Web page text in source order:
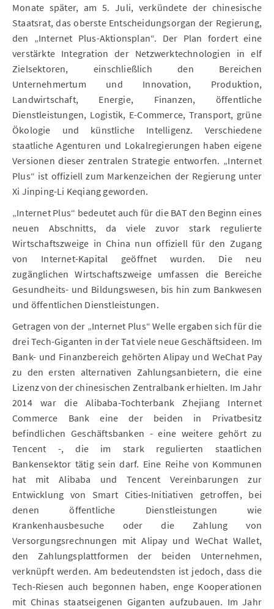
Monate später, am 5. Juli, verkündete der chinesische
Staatsrat, das oberste Entscheidungsorgan der Regierung,
den „Internet Plus-Aktionsplan“. Der Plan fordert eine
verstärkte Integration der Netzwerktechnologien in elf
Zielsektoren, einschließlich den Bereichen
Unternehmertum und Innovation, Produktion,
Landwirtschaft, Energie, Finanzen, öffentliche
Dienstleistungen, Logistik, E-Commerce, Transport, grüne
Ökologie und künstliche Intelligenz. Verschiedene
staatliche Agenturen und Lokalregierungen haben eigene
Versionen dieser zentralen Strategie entworfen. „Internet
Plus“ ist offiziell zum Markenzeichen der Regierung unter
Xi Jinping-Li Keqiang geworden.
„Internet Plus“ bedeutet auch für die BAT den Beginn eines
neuen Abschnitts, da viele zuvor stark regulierte
Wirtschaftszweige in China nun offiziell für den Zugang
von Internet-Kapital geöffnet wurden. Die neu
zugänglichen Wirtschaftszweige umfassen die Bereiche
Gesundheits- und Bildungswesen, bis hin zum Bankwesen
und öffentlichen Dienstleistungen.
Getragen von der „Internet Plus“ Welle ergaben sich für die
drei Tech-Giganten in der Tat viele neue Geschäftsideen. Im
Bank- und Finanzbereich gehörten Alipay und WeChat Pay
zu den ersten alternativen Zahlungsanbietern, die eine
Lizenz von der chinesischen Zentralbank erhielten. Im Jahr
2014 war die Alibaba-Tochterbank Zhejiang Internet
Commerce Bank eine der beiden in Privatbesitz
befindlichen Geschäftsbanken - eine weitere gehört zu
Tencent -, die im stark regulierten staatlichen
Bankensektor tätig sein darf. Eine Reihe von Kommunen
hat mit Alibaba und Tencent Vereinbarungen zur
Entwicklung von Smart Cities-Initiativen getroffen, bei
denen öffentliche Dienstleistungen wie
Krankenhausbesuche oder die Zahlung von
Versorgungsrechnungen mit Alipay und WeChat Wallet,
den Zahlungsplattformen der beiden Unternehmen,
verknüpft werden. Am bedeutendsten ist jedoch, dass die
Tech-Riesen auch begonnen haben, enge Kooperationen
mit Chinas staatseigenen Giganten aufzubauen. Im Jahr